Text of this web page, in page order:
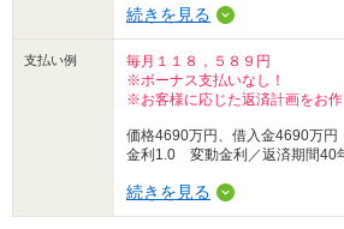
続きを見る
支払い例
毎月１１８，５８９円
※ボーナス支払いなし！
※お客様に応じた返済計画をお作
価格4690万円、借入金4690万円
金利1.0 変動金利／返済期間40
続きを見る